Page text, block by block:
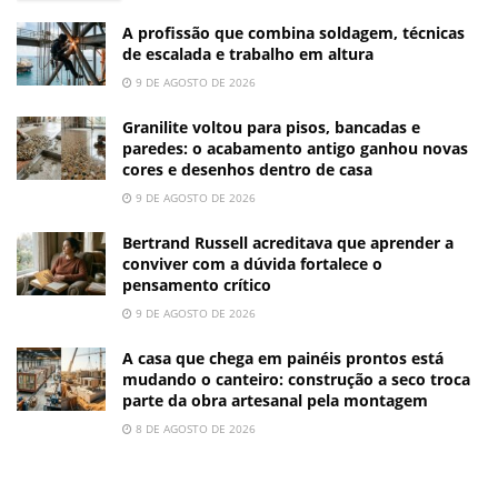
A profissão que combina soldagem, técnicas
de escalada e trabalho em altura
9 DE AGOSTO DE 2026
Granilite voltou para pisos, bancadas e
paredes: o acabamento antigo ganhou novas
cores e desenhos dentro de casa
9 DE AGOSTO DE 2026
Bertrand Russell acreditava que aprender a
conviver com a dúvida fortalece o
pensamento crítico
9 DE AGOSTO DE 2026
A casa que chega em painéis prontos está
mudando o canteiro: construção a seco troca
parte da obra artesanal pela montagem
8 DE AGOSTO DE 2026